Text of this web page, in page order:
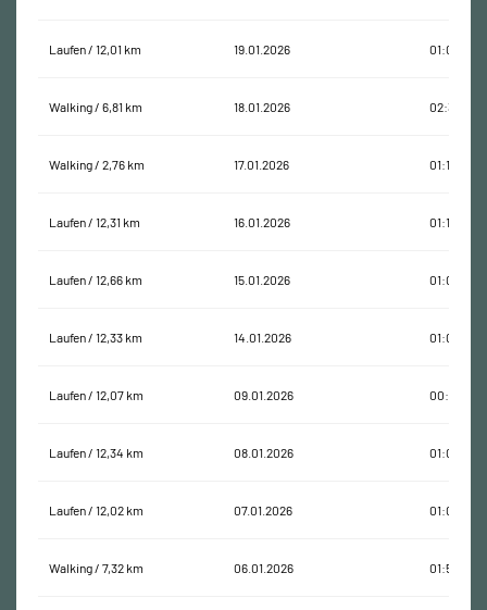
Laufen / 12,01 km 19.01.2026 01:06:27
Walking / 6,81 km 18.01.2026 02:31:36
Walking / 2,76 km 17.01.2026 01:10:07
Laufen / 12,31 km 16.01.2026 01:11:11
Laufen / 12,66 km 15.01.2026 01:01:45
Laufen / 12,33 km 14.01.2026 01:00:01
Laufen / 12,07 km 09.01.2026 00:59:38
Laufen / 12,34 km 08.01.2026 01:00:02
Laufen / 12,02 km 07.01.2026 01:03:51
Walking / 7,32 km 06.01.2026 01:55:26